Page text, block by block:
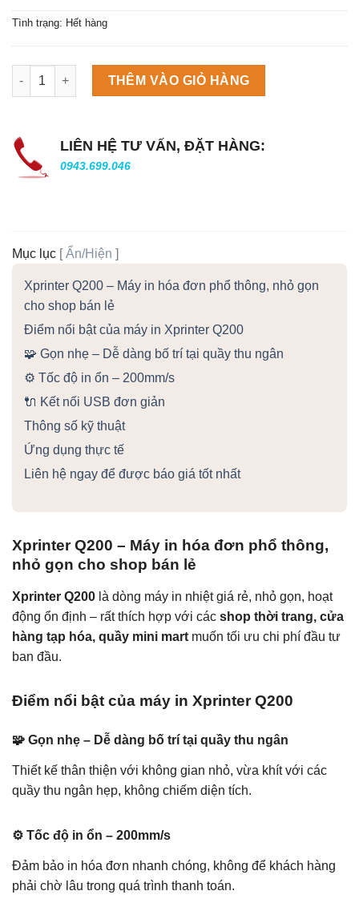
Tình trạng: Hết hàng
Máy làm đá viên Scotsman NW458AS số lượng
THÊM VÀO GIỎ HÀNG
LIÊN HỆ TƯ VẤN, ĐẶT HÀNG:
0943.699.046
Mục lục [Ẩn/Hiện ]
Xprinter Q200 – Máy in hóa đơn phổ thông, nhỏ gọn
cho shop bán lẻ
Điểm nổi bật của máy in Xprinter Q200
🧩 Gọn nhẹ – Dễ dàng bố trí tại quầy thu ngân
⚙️ Tốc độ in ổn – 200mm/s
🔌 Kết nối USB đơn giản
Thông số kỹ thuật
Ứng dụng thực tế
Liên hệ ngay để được báo giá tốt nhất
Xprinter Q200 – Máy in hóa đơn phổ thông,
nhỏ gọn cho shop bán lẻ
Xprinter Q200 là dòng máy in nhiệt giá rẻ, nhỏ gọn, hoạt
động ổn định – rất thích hợp với các shop thời trang, cửa
hàng tạp hóa, quầy mini mart muốn tối ưu chi phí đầu tư
ban đầu.
Điểm nổi bật của máy in Xprinter Q200
🧩 Gọn nhẹ – Dễ dàng bố trí tại quầy thu ngân
Thiết kế thân thiện với không gian nhỏ, vừa khít với các
quầy thu ngân hẹp, không chiếm diện tích.
⚙️ Tốc độ in ổn – 200mm/s
Đảm bảo in hóa đơn nhanh chóng, không để khách hàng
phải chờ lâu trong quá trình thanh toán.